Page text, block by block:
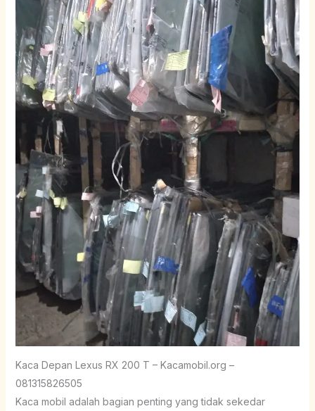
Kaca Depan Lexus RX 200 T – Kacamobil.org –
081315826505
Kaca mobil adalah bagian penting yang tidak sekedar